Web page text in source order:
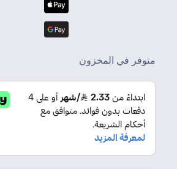
متوفر في المخزون